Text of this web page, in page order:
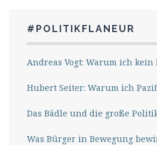
#POLITIKFLANEUR
Andreas Vogt: Warum ich
Hubert Seiter: Warum ich
Das Bädle und die große
Was Bürger in Bewegung